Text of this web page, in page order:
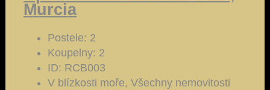
Murcia
Postele: 2
Koupelny: 2
ID: RCB003
V blízkosti moře, Všechny nemovitosti